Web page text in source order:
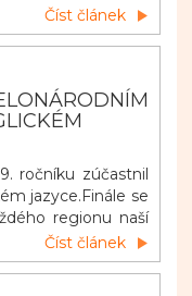
Číst článek
ročníku zúčastnil
jazyce.Finále se
regionu naší
Street Life a
našeho
Číst článek